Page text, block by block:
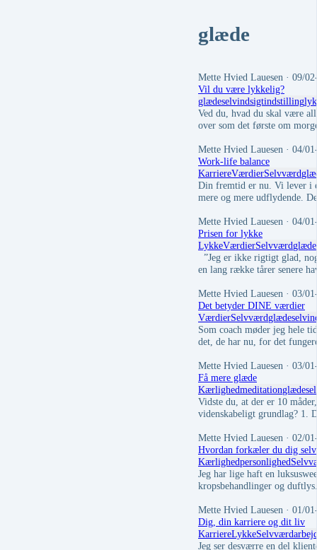
glæde
Mette Hvied Lauesen · 09/
Vil du være lykkelig?
glædeselvindsigtindstilling
Ved du, hvad du skal være
over som det første om
Mette Hvied Lauesen · 04/
Work-life balance
KarriereVærdierSelvværd
Din fremtid er nu. Vi lever i
mere og mere udflydende.
Mette Hvied Lauesen · 04/
Prisen for lykke
LykkeVærdierSelvværdglæde
”Jeg er ikke rigtigt glad,
en lang række tårer senere
Mette Hvied Lauesen · 03/
Det betyder DINE værdier
VærdierSelvværdglæde
Som coach møder jeg hele
det, de har nu, for det
Mette Hvied Lauesen · 03/
Få mere glæde
Kærlighedmeditationglæde
Vidste du, at der er 10
videnskabeligt grundlag? 1.
Mette Hvied Lauesen · 02/
Hvordan forkæler du dig
Kærlighedpersonlighed
Jeg har lige haft en
kropsbehandlinger og
Mette Hvied Lauesen · 01/
Dig, din karriere og dit liv
KarriereLykkeSelvværd
Jeg ser desværre en del